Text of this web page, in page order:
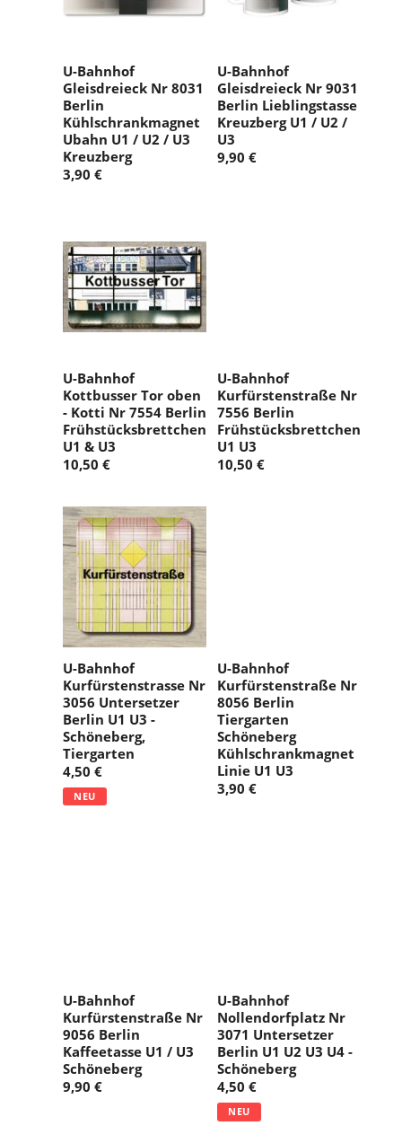
U-Bahnhof
Gleisdreieck Nr 8031
Berlin
Kühlschrankmagnet
Ubahn U1 / U2 / U3
Kreuzberg
3,90 €
U-Bahnhof
Gleisdreieck Nr 9031
Berlin Lieblingstasse
Kreuzberg U1 / U2 /
U3
9,90 €
U-Bahnhof
Kottbusser Tor oben
- Kotti Nr 7554 Berlin
Frühstücksbrettchen
U1 & U3
10,50 €
U-Bahnhof
Kurfürstenstraße Nr
7556 Berlin
Frühstücksbrettchen
U1 U3
10,50 €
U-Bahnhof
Kurfürstenstrasse Nr
3056 Untersetzer
Berlin U1 U3 -
Schöneberg,
Tiergarten
4,50 €
NEU
U-Bahnhof
Kurfürstenstraße Nr
8056 Berlin
Tiergarten
Schöneberg
Kühlschrankmagnet
Linie U1 U3
3,90 €
U-Bahnhof
Kurfürstenstraße Nr
9056 Berlin
Kaffeetasse U1 / U3
Schöneberg
9,90 €
U-Bahnhof
Nollendorfplatz Nr
3071 Untersetzer
Berlin U1 U2 U3 U4 -
Schöneberg
4,50 €
NEU